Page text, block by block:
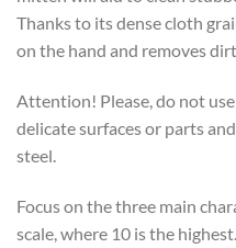
Thanks to its dense cloth
on the hand and removes
Attention! Please, do not
delicate surfaces or parts
steel.
Focus on the three main
scale, where 10 is the highest.